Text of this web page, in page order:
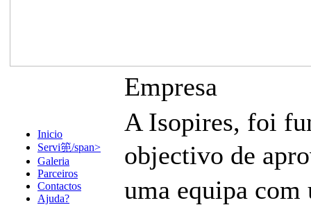
Inicio
Servi篼/span>
Galeria
Parceiros
Contactos
Ajuda?
Empresa
A Isopires, foi
objectivo de
uma equipa